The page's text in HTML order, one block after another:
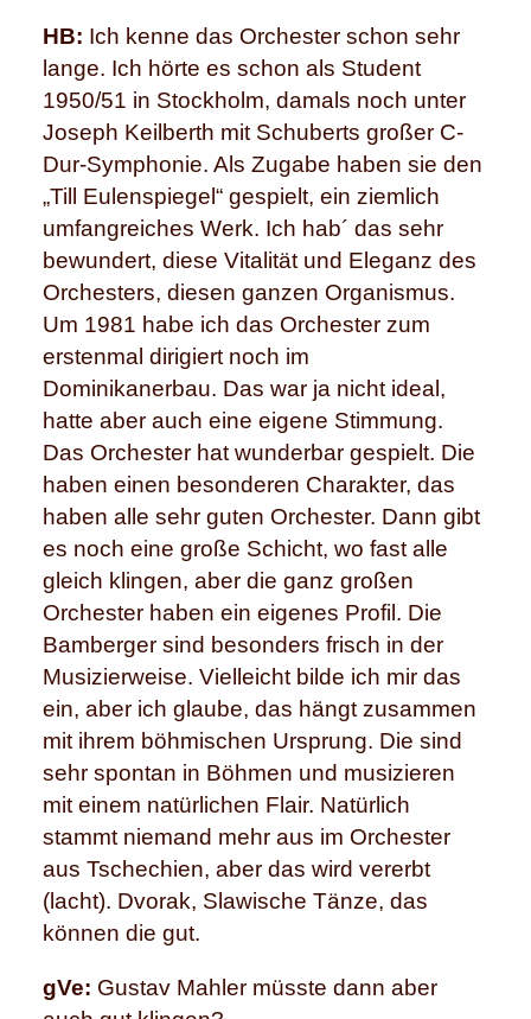
HB: Ich kenne das Orchester schon sehr
lange. Ich hörte es schon als Student
1950/51 in Stockholm, damals noch unter
Joseph Keilberth mit Schuberts großer C-
Dur-Symphonie. Als Zugabe haben sie den
„Till Eulenspiegel“ gespielt, ein ziemlich
umfangreiches Werk. Ich hab´ das sehr
bewundert, diese Vitalität und Eleganz des
Orchesters, diesen ganzen Organismus.
Um 1981 habe ich das Orchester zum
erstenmal dirigiert noch im
Dominikanerbau. Das war ja nicht ideal,
hatte aber auch eine eigene Stimmung.
Das Orchester hat wunderbar gespielt. Die
haben einen besonderen Charakter, das
haben alle sehr guten Orchester. Dann gibt
es noch eine große Schicht, wo fast alle
gleich klingen, aber die ganz großen
Orchester haben ein eigenes Profil. Die
Bamberger sind besonders frisch in der
Musizierweise. Vielleicht bilde ich mir das
ein, aber ich glaube, das hängt zusammen
mit ihrem böhmischen Ursprung. Die sind
sehr spontan in Böhmen und musizieren
mit einem natürlichen Flair. Natürlich
stammt niemand mehr aus im Orchester
aus Tschechien, aber das wird vererbt
(lacht). Dvorak, Slawische Tänze, das
können die gut.
gVe: Gustav Mahler müsste dann aber